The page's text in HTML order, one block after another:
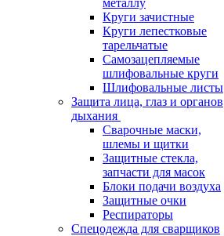
металлу
Круги зачистные
Круги лепестковые
тарельчатые
Самозацепляемые
шлифовальные круги
Шлифовальные листы
Защита лица, глаз и органов
дыхания
Сварочные маски,
шлемы и щитки
Защитные стекла,
запчасти для масок
Блоки подачи воздуха
Защитные очки
Респираторы
Спецодежда для сварщиков